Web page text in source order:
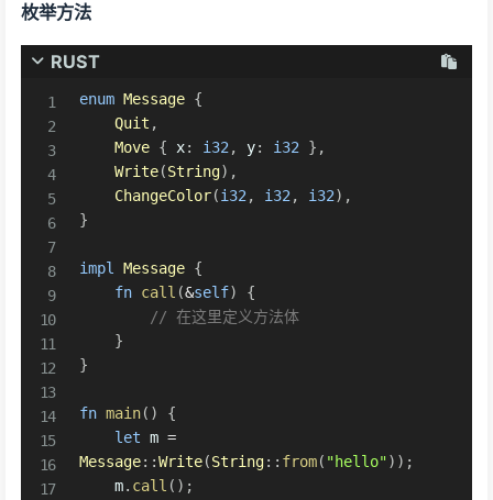
枚举方法
RUST
enum Message {
Quit ,
Move { x: i32, y: i32 } ,
Write(String) ,
ChangeColor(i32, i32, i32) ,
}
impl Message {
fn call (&self)
{
// 在这里定义方法体
}
}
fn main( )
{
let m =
Message::Write(String:: from( "hello") ) ;
    m
. call ( ) ;